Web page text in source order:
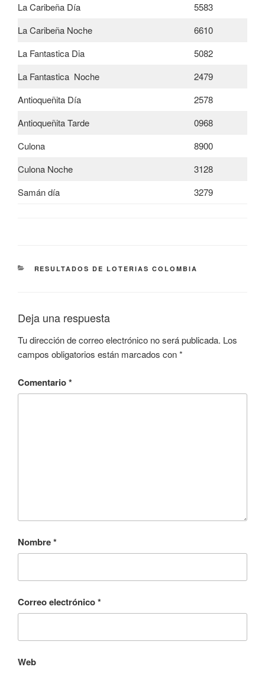
La Caribeña Día
5583
La Caribeña Noche
6610
La Fantastica Dia
5082
La Fantastica Noche
2479
Antioqueñita Día
2578
Antioqueñita Tarde
0968
Culona
8900
Culona Noche
3128
Samán día
3279
CATEGORÍAS
RESULTADOS DE LOTERIAS COLOMBIA
Deja una respuesta
Tu dirección de correo electrónico no será publicada. Los
campos obligatorios están marcados con*
Comentario*
Nombre*
Correo electrónico*
Web